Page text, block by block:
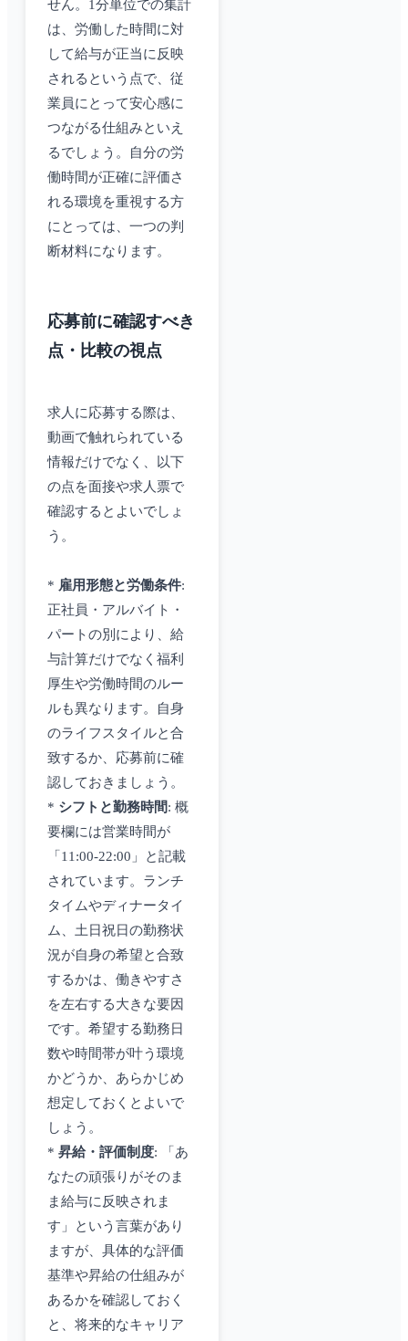
せん。1分単位での集計
は、労働した時間に対
して給与が正当に反映
されるという点で、従
業員にとって安心感に
つながる仕組みといえ
るでしょう。自分の労
働時間が正確に評価さ
れる環境を重視する方
にとっては、一つの判
断材料になります。
応募前に確認すべき
点・比較の視点
求人に応募する際は、
動画で触れられている
情報だけでなく、以下
の点を面接や求人票で
確認するとよいでしょ
う。
* 雇用形態と労働条件:
正社員・アルバイト・
パートの別により、給
与計算だけでなく福利
厚生や労働時間のルー
ルも異なります。自身
のライフスタイルと合
致するか、応募前に確
認しておきましょう。
* シフトと勤務時間: 概
要欄には営業時間が
「11:00-22:00」と記載
されています。ランチ
タイムやディナータイ
ム、土日祝日の勤務状
況が自身の希望と合致
するかは、働きやすさ
を左右する大きな要因
です。希望する勤務日
数や時間帯が叶う環境
かどうか、あらかじめ
想定しておくとよいで
しょう。
* 昇給・評価制度: 「あ
なたの頑張りがそのま
ま給与に反映されま
す」という言葉があり
ますが、具体的な評価
基準や昇給の仕組みが
あるかを確認しておく
と、将来的なキャリア